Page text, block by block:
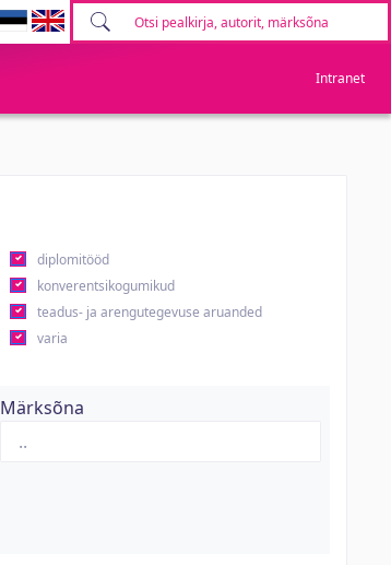
Intranet
diplomitööd
konverentsikogumikud
teadus- ja arengutegevuse aruanded
varia
Märksõna